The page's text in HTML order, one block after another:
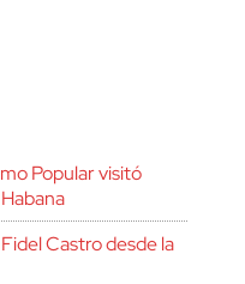
Popular visitó
Castro desde la